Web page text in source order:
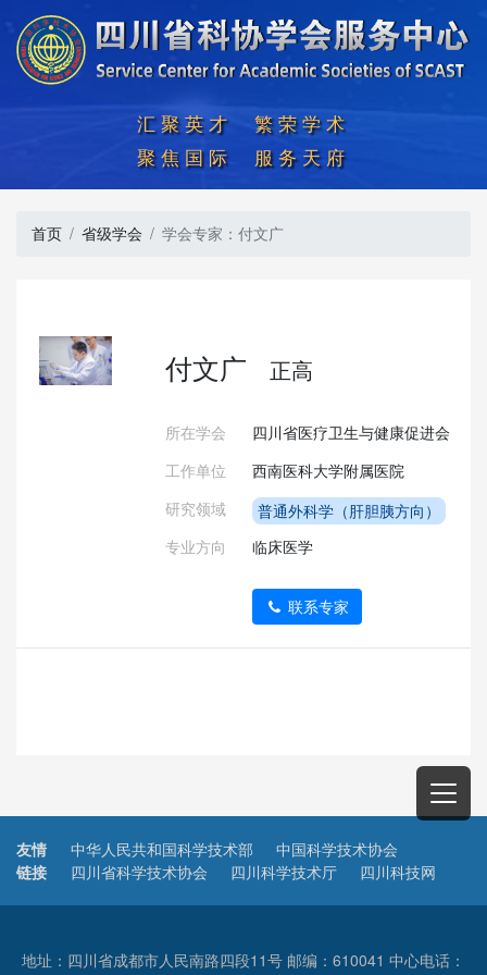
汇聚英才  繁荣学术
聚焦国际  服务天府
首页 省级学会 学会专家：付文广
付文广 正高
所在学会
四川省医疗卫生与健康促进会
工作单位
西南医科大学附属医院
研究领域
普通外科学（肝胆胰方向）
专业方向
临床医学
联系专家
友情
链接
中华人民共和国科学技术部
中国科学技术协会
四川省科学技术协会
四川科学技术厅 四川科技网
地址：四川省成都市人民南路四段11号 邮编：610041 中心电话：